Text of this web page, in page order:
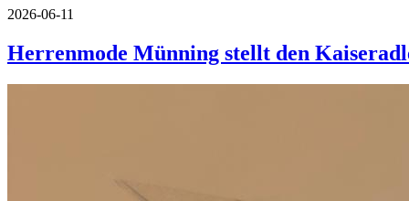
2026-06-11
Herrenmode Münning stellt den